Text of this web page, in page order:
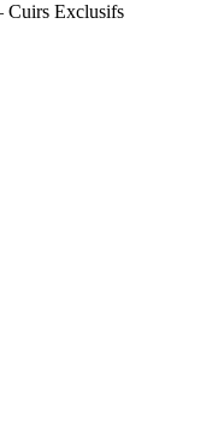
Cuirs Exclusifs